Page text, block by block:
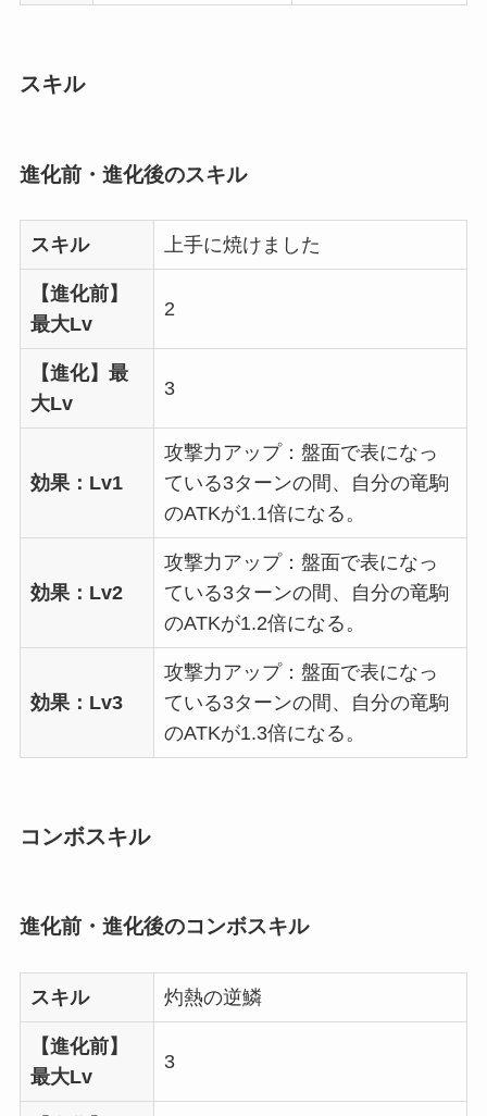
スキル
進化前・進化後のスキル
スキル 上手に焼けました
【進化前】
最大Lv
2
【進化】最
大Lv
3
効果：Lv1
攻撃力アップ：盤面で表になっ
ている3ターンの間、自分の竜駒
のATKが1.1倍になる。
効果：Lv2
攻撃力アップ：盤面で表になっ
ている3ターンの間、自分の竜駒
のATKが1.2倍になる。
効果：Lv3
攻撃力アップ：盤面で表になっ
ている3ターンの間、自分の竜駒
のATKが1.3倍になる。
コンボスキル
進化前・進化後のコンボスキル
スキル 灼熱の逆鱗
【進化前】
最大Lv
3